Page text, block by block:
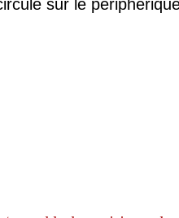
sur le